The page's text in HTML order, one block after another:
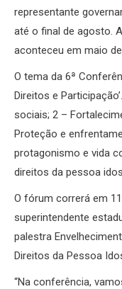
representante
até o final de agosto.
aconteceu em maio
O tema da 6ª
Direitos e
sociais; 2 –
Proteção e
protagonismo e vida
direitos da pessoa
O fórum correrá em
superintendente
palestra
Direitos da Pessoa
“Na conferência,